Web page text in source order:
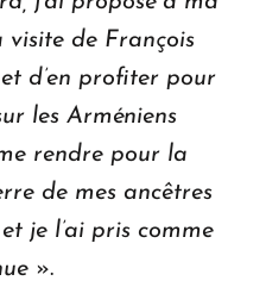
de François
d’en profiter pour
les Arméniens
rendre pour la
de mes ancêtres
je l’ai pris comme
».